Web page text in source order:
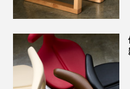
寝る前や、起床時に、ベ
いつでも、どこでも！